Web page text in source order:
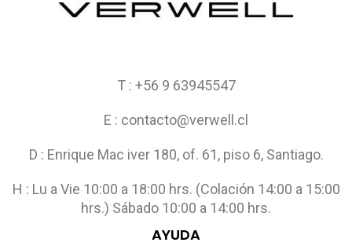
T : +56 9 63945547
E : contacto@verwell.cl
D : Enrique Mac iver 180, of. 61, piso 6, Santiago.
H : Lu a Vie 10:00 a 18:00 hrs. (Colación 14:00 a 15:00
hrs.) Sábado 10:00 a 14:00 hrs.
AYUDA